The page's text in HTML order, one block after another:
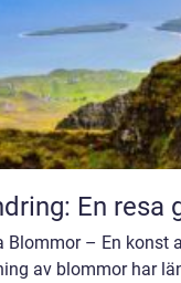
En resa
Blommor – En konst
av blommor har